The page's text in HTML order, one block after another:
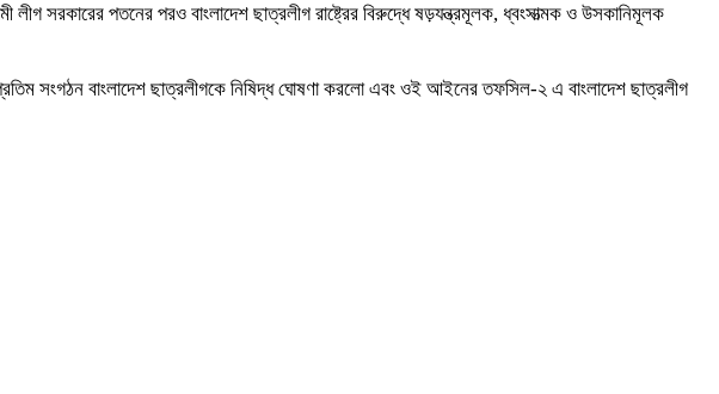
সরকারের পতনের পরও বাংলাদেশ ছাত্রলীগ রাষ্ট্রের বিরুদ্ধে ষড়যন্ত্রমূলক, ধ্বংসাত্মক ও উসকানিমূলক
সংগঠন বাংলাদেশ ছাত্রলীগকে নিষিদ্ধ ঘোষণা করলো এবং ওই আইনের তফসিল-২ এ বাংলাদেশ ছাত্রলীগ